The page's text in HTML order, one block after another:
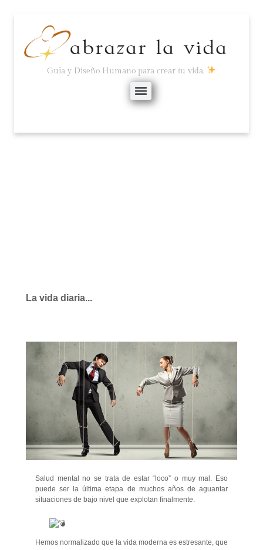
Guía y Diseño Humano para crear tu vida.
La vida diaria...
Salud mental no se trata de estar “loco” o muy mal. Eso
puede ser la última etapa de muchos años de aguantar
situaciones de bajo nivel que explotan finalmente.
Hemos normalizado que la vida moderna es estresante, que